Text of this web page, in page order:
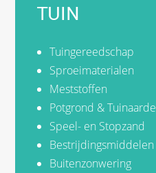
TUIN
Tuingereedschap
Sproeimaterialen
Meststoffen
Potgrond & Tuinaarde
Speel- en Stopzand
Bestrijdingsmiddelen
Buitenzonwering